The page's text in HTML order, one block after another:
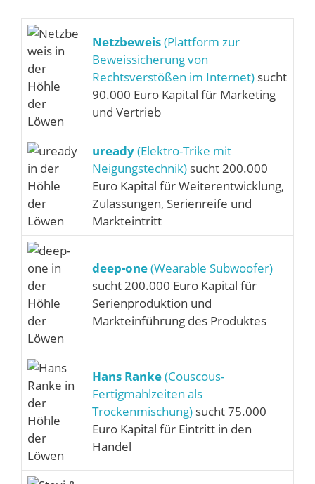
Netzbeweis(Plattform zur
Beweissicherung von
Rechtsverstößen im Internet) sucht
90.000 Euro Kapital für Marketing
und Vertrieb
uready(Elektro-Trike mit
Neigungstechnik) sucht 200.000
Euro Kapital für Weiterentwicklung,
Zulassungen, Serienreife und
Markteintritt
deep-one(Wearable Subwoofer)
sucht 200.000 Euro Kapital für
Serienproduktion und
Markteinführung des Produktes
Hans Ranke(Couscous-
Fertigmahlzeiten als
Trockenmischung) sucht 75.000
Euro Kapital für Eintritt in den
Handel